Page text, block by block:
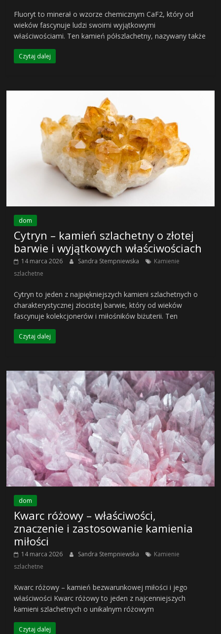
Fluoryt to minerał o wzorze chemicznym CaF2, który od
wieków fascynuje ludzi swoimi wyjątkowymi
właściwościami. Ten kamień półszlachetny, nazywany także
Czytaj dalej
dom
Cytryn – kamień szlachetny o złotej
barwie i wyjątkowych właściwościach
14 marca 2026 Sandra Stempniewska
Kamienie
szlachetne
Cytryn to jeden z najpiękniejszych kamieni szlachetnych o
charakterystycznej złocistej barwie, który od wieków
fascynuje kolekcjonerów i miłośników biżuterii. Ten
Czytaj dalej
dom
Kwarc różowy – właściwości,
znaczenie i zastosowanie kamienia
miłości
14 marca 2026 Sandra Stempniewska
Kamienie
szlachetne
Kwarc różowy – kamień bezwarunkowej miłości i jego
właściwości Kwarc różowy to jeden z najcenniejszych
kamieni szlachetnych o unikalnym różowym
Czytaj dalej